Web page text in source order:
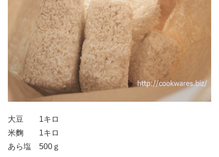
大豆 1キロ
米麴 1キロ
あら塩 500ｇ